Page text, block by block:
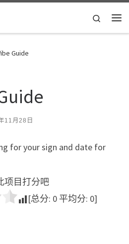
Search
Guide
11月28日
for your sign and date for
项目打分吧
[总分: 0 平均分: 0]